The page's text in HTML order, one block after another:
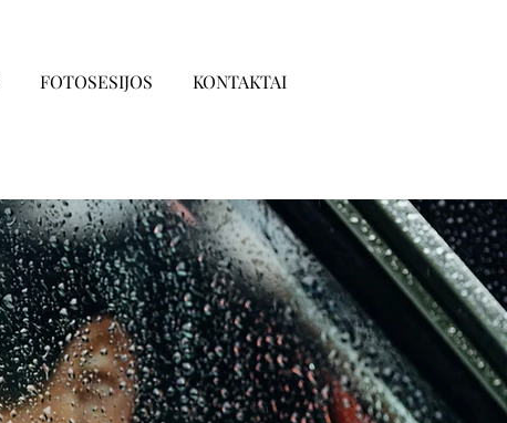
FOTOSESIJOS KONTAKTAI